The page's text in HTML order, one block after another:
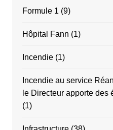
Formule 1 (9)
Hôpital Fann (1)
Incendie(1)
Incendie au service
le Directeur apporte des
(1)